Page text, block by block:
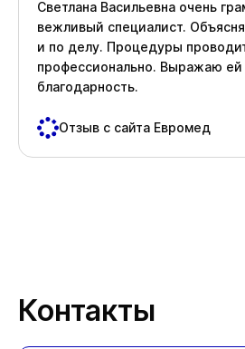
Светлана Васильевна очень
вежливый специалист.
и по делу. Процедуры
профессионально. Выражаю
благодарность.
Отзыв с сайта Евромед
Контакты